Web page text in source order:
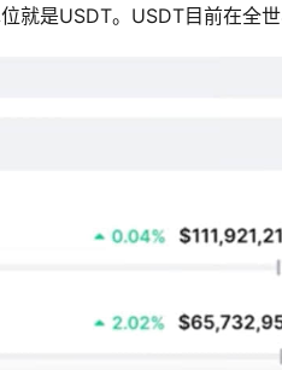
就是USDT。USDT目前在全